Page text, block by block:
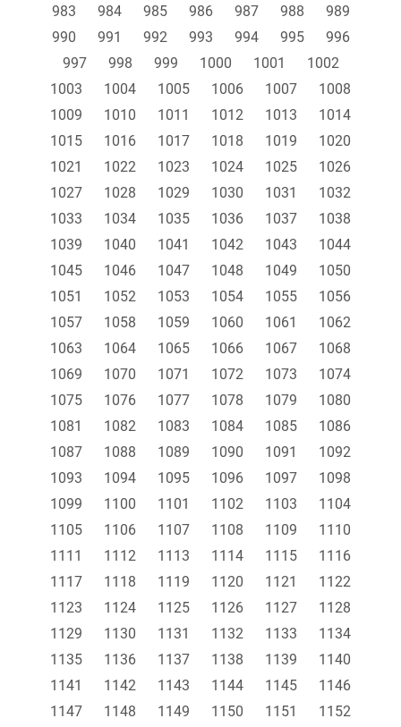
983
984 985 986 987 988
989
990
991 992 993 994 995
996
997
998 999 1000 1001
1002
1003
1004 1005 1006 1007
1008
1009
1010 1011 1012 1013
1014
1015
1016 1017 1018 1019
1020
1021
1022 1023 1024 1025
1026
1027
1028 1029 1030 1031
1032
1033
1034 1035 1036 1037
1038
1039
1040 1041 1042 1043
1044
1045
1046 1047 1048 1049
1050
1051
1052 1053 1054 1055
1056
1057
1058 1059 1060 1061
1062
1063
1064 1065 1066 1067
1068
1069
1070 1071 1072 1073
1074
1075
1076 1077 1078 1079
1080
1081
1082 1083 1084 1085
1086
1087
1088 1089 1090 1091
1092
1093
1094 1095 1096 1097
1098
1099
1100 1101 1102 1103
1104
1105
1106 1107 1108 1109
1110
1111
1112 1113 1114 1115
1116
1117
1118 1119 1120 1121
1122
1123
1124 1125 1126 1127
1128
1129
1130 1131 1132 1133
1134
1135
1136 1137 1138 1139
1140
1141
1142 1143 1144 1145
1146
1147
1148 1149 1150 1151 1152